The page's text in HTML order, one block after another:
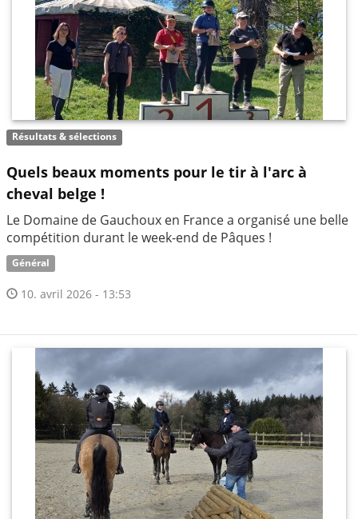
Résultats & sélections
Quels beaux moments pour le tir à l'arc à
cheval belge !
Le Domaine de Gauchoux en France a organisé une belle
compétition durant le week-end de Pâques !
Général
10. avril 2026 - 13:53